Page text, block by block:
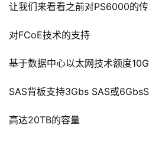
让我们来看看之前对PS6000的传
对FCoE技术的支持
基于数据中心以太网技术额度
SAS背板支持3Gbs SAS或
高达20TB的容量